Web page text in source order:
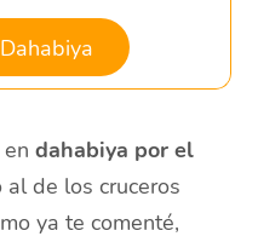
endahabiya por el
de los cruceros
ya te comenté,